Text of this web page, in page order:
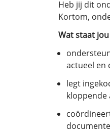
Heb jij dit
Kortom,
Wat staat jou
actueel en
legt